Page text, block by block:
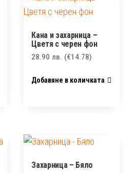
Кана и захарница –
Цветя с черен фон
28.90лв. (€14.78)
Добавяне в количката
Захарница – Бяло